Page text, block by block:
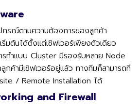
กรณ์ตามความต้องการของลูกค้า
ริ่มต้นได้ตั้งแต่เซิฟเวอร์เพียงตัวเดียว
ทำแบบ Cluster มีรองรับหลาย Node
กค้ามีเซิฟเวอร์อยู่แล้ว ทางทีมก็สามารถที่
/ Remote Installation ได้
and Firewall